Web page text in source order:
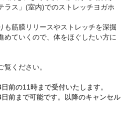
ラス」(室内)でのストレッチヨガホ
筋膜リリースやストレッチを深掘
めていくので、体をほぐしたい方に
ください。
前の11時まで受付いたします。
前まで可能です。以降のキャンセル